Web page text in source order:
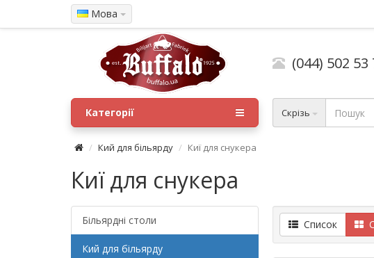
Мова
(044) 502 53
Скрізь
Категорії
Кий для більярду Киї для снукера
Киї для снукера
Більярдні столи
Кий для більярду
Список